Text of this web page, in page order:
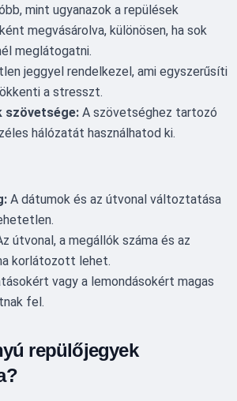
mint ugyanazok a repülések
megvásárolva, különösen, ha sok
meglátogatni.
jeggyel rendelkezel, ami egyszerűsíti
a stresszt.
szövetsége: A szövetséghez tartozó
hálózatát használhatod ki.
A dátumok és az útvonal változtatása
útvonal, a megállók száma és az
korlátozott lehet.
vagy a lemondásokért magas
fel.
repülőjegyek